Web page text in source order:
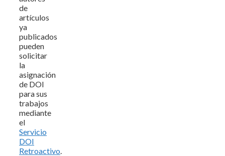
de
artículos
ya
publicados
pueden
solicitar
la
asignación
de DOI
para sus
trabajos
mediante
el
Servicio
DOI
Retroactivo